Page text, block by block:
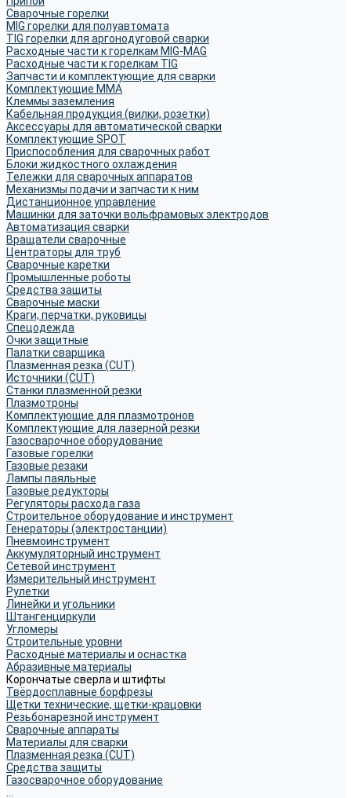
Сварочные горелки
MIG горелки для полуавтомата
TIG горелки для аргонодуговой сварки
Расходные части к горелкам MIG-MAG
Расходные части к горелкам TIG
Запчасти и комплектующие для сварки
Комплектующие ММА
Клеммы заземления
Кабельная продукция (вилки, розетки)
Аксессуары для автоматической сварки
Комплектующие SPOT
Приспособления для сварочных работ
Блоки жидкостного охлаждения
Тележки для сварочных аппаратов
Механизмы подачи и запчасти к ним
Дистанционное управление
Машинки для заточки вольфрамовых электродов
Автоматизация сварки
Вращатели сварочные
Центраторы для труб
Сварочные каретки
Промышленные роботы
Средства защиты
Сварочные маски
Краги, перчатки, руковицы
Спецодежда
Очки защитные
Палатки сварщика
Плазменная резка (CUT)
Источники (CUT)
Станки плазменной резки
Плазмотроны
Комплектующие для плазмотронов
Комплектующие для лазерной резки
Газосварочное оборудование
Газовые горелки
Газовые резаки
Лампы паяльные
Газовые редукторы
Регуляторы расхода газа
Строительное оборудование и инструмент
Генераторы (электростанции)
Пневмоинструмент
Аккумуляторный инструмент
Сетевой инструмент
Измерительный инструмент
Рулетки
Линейки и угольники
Штангенциркули
Угломеры
Строительные уровни
Расходные материалы и оснастка
Абразивные материалы
Корончатые сверла и штифты
Твёрдосплавные борфрезы
Щетки технические, щетки-крацовки
Резьбонарезной инструмент
Сварочные аппараты
Материалы для сварки
Плазменная резка (CUT)
Средства защиты
Газосварочное оборудование